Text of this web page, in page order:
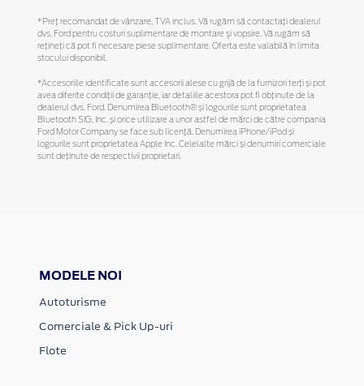
*Preţ recomandat de vânzare, TVA inclus. Vă rugăm să contactaţi dealerul
dvs. Ford pentru costuri suplimentare de montare şi vopsire. Vă rugăm să
reţineţi că pot fi necesare piese suplimentare. Oferta este valabilă în limita
stocului disponibil.
*Accesoriile identificate sunt accesorii alese cu grijă de la furnizori terți și pot
avea diferite condiții de garanție, iar detaliile acestora pot fi obținute de la
dealerul dvs. Ford. Denumirea Bluetooth® și logourile sunt proprietatea
Bluetooth SIG, Inc. și orice utilizare a unor astfel de mărci de către compania
Ford Motor Company se face sub licență. Denumirea iPhone/iPod și
logourile sunt proprietatea Apple Inc. Celelalte mărci și denumiri comerciale
sunt deținute de respectivii proprietari.
MODELE NOI
Autoturisme
Comerciale & Pick Up-uri
Flote